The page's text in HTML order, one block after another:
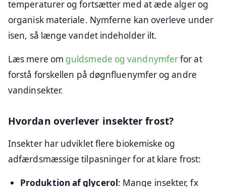
temperaturer og fortsætter med at æde alger og
organisk materiale. Nymferne kan overleve under
isen, så længe vandet indeholder ilt.
Læs mere om guldsmede og vandnymferfor at
forstå forskellen på døgnfluenymfer og andre
vandinsekter.
Hvordan overlever insekter frost?
Insekter har udviklet flere biokemiske og
adfærdsmæssige tilpasninger for at klare frost:
Produktion af glycerol: Mange insekter, fx